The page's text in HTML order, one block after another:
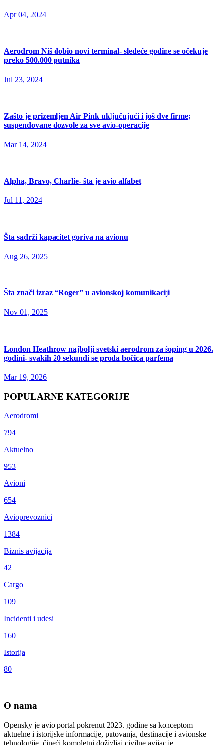
Apr 04, 2024
Aerodrom Niš dobio novi terminal- sledeće godine se očekuje
preko 500.000 putnika
Jul 23, 2024
Zašto je prizemljen Air Pink uključujući i još dve firme;
suspendovane dozvole za sve avio-operacije
Mar 14, 2024
Alpha, Bravo, Charlie- šta je avio alfabet
Jul 11, 2024
Šta sadrži kapacitet goriva na avionu
Aug 26, 2025
Šta znači izraz “Roger” u avionskoj komunikaciji
Nov 01, 2025
London Heathrow najbolji svetski aerodrom za šoping u 2026.
godini- svakih 20 sekundi se proda bočica parfema
Mar 19, 2026
POPULARNE KATEGORIJE
Aerodromi
794
Aktuelno
953
Avioni
654
Avioprevoznici
1384
Biznis avijacija
42
Cargo
109
Incidenti i udesi
160
Istorija
80
O nama
Opensky je avio portal pokrenut 2023. godine sa konceptom
aktuelne i istorijske informacije, putovanja, destinacije i avionske
tehnologije čineći kompletni doživljaj civilne avijacije.